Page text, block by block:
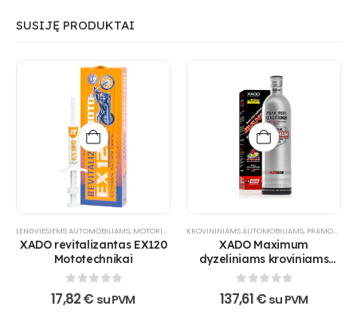
SUSIJĘ PRODUKTAI
LENGVIESIEMS AUTOMOBILIAMS, MOTORINEI TECHNIKAI ,MOTORINEI TECHNIKAI,
XADO revitalizantas EX120
Mototechnikai
0out of 5
17,82€ su PVM
KROVININIAMS AUTOMOBILIAMS, PRAMONEI
XADO Maximum
dyzeliniams kroviniams
automobiliams
0out of 5
137,61€ su PVM